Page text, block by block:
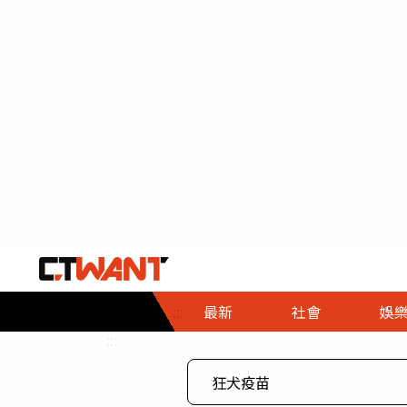
::: 最新 社會
社會首頁
時事
娛樂
娛樂首頁
即時
專題
財經首頁
熱線
３Ｃ
政